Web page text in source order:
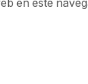
en este